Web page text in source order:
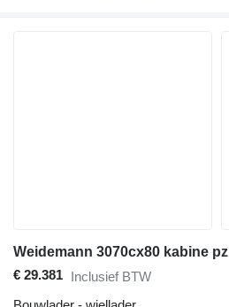
Weidemann 3070cx80 kabine pz
€ 29.381 Inclusief BTW